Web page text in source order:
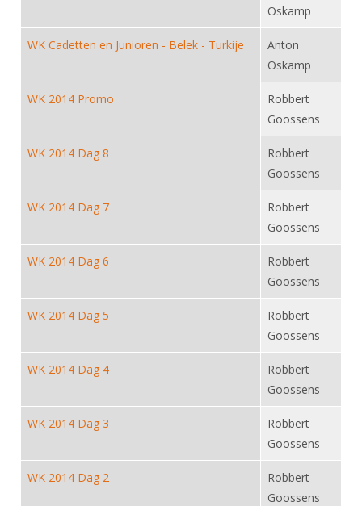
Ereleden
Vacatures
Medewerkers
Formulieren
Verenigingsondersteuning
Oprichting Vereniging
Materiaal
Schermpaspoort
Rolstoelschermen
Wedstrijdkalender
NK's
JEC
Veteranenwedstrijden
Nieuws
Scheidsrechterslijst
Import inschrijvingen uit Nahouw
Verwerk wedstrijduitslagen
Talentontwikkeling
Internationale aanmeldingen
Nieuws
Internationale opleidingen
Leraar
Scheidsrechterslijst
Opleidingen
Archief
Infotheek
ALV
Oskamp
WK Cadetten en Junioren - Belek - Turkije
Anton
Oskamp
WK 2014 Promo
Robbert
Goossens
WK 2014 Dag 8
Robbert
Goossens
WK 2014 Dag 7
Robbert
Goossens
WK 2014 Dag 6
Robbert
Goossens
WK 2014 Dag 5
Robbert
Goossens
WK 2014 Dag 4
Robbert
Goossens
WK 2014 Dag 3
Robbert
Goossens
WK 2014 Dag 2
Robbert
Goossens